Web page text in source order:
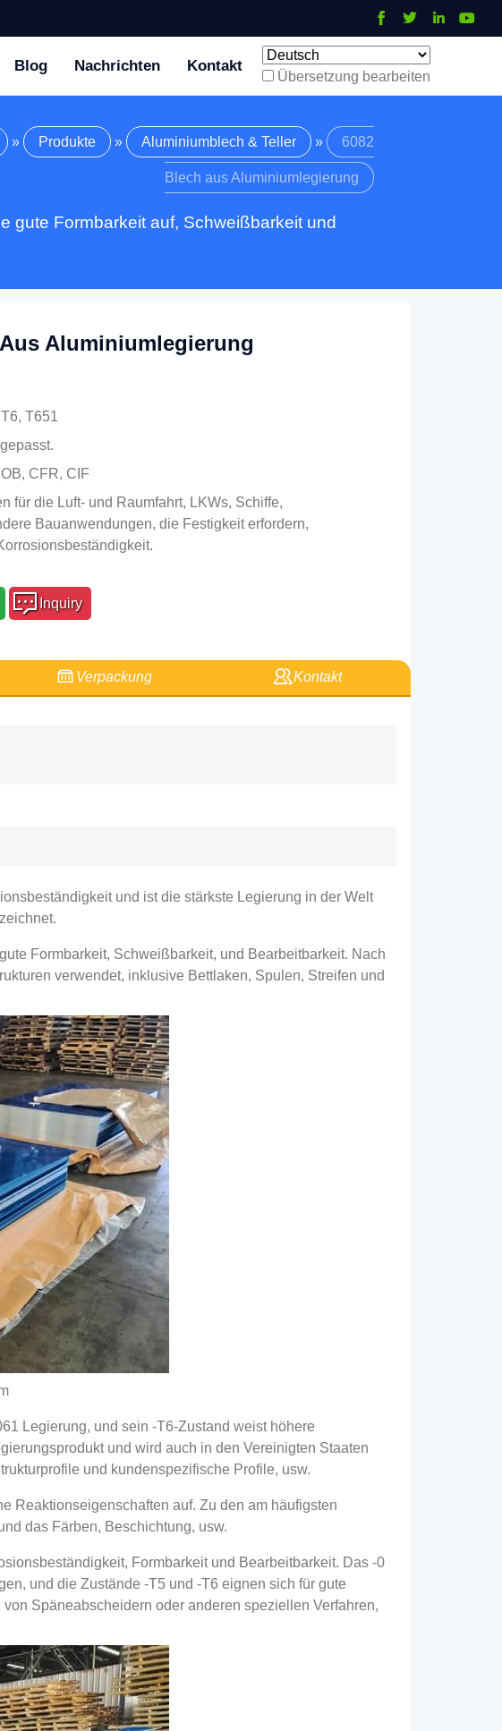
Blog Nachrichten Kontakt
Übersetzung bearbeiten
» Produkte » Aluminiumblech & Teller » 6082
Blech aus Aluminiumlegierung
gute Formbarkeit auf, Schweißbarkeit und
Aluminiumlegierung
T651
CFR, CIF
für die Luft- und Raumfahrt, LKWs, Schiffe,
Bauanwendungen, die Festigkeit erfordern,
Inquiry
Verpackung Kontakt
und ist die stärkste Legierung in der Welt
Formbarkeit, Schweißbarkeit, und Bearbeitbarkeit. Nach
verwendet, inklusive Bettlaken, Spulen, Streifen und
Legierung, und sein -T6-Zustand weist höhere
und wird auch in den Vereinigten Staaten
und kundenspezifische Profile, usw.
Reaktionseigenschaften auf. Zu den am häufigsten
das Färben, Beschichtung, usw.
Formbarkeit und Bearbeitbarkeit. Das -0
und die Zustände -T5 und -T6 eignen sich für gute
Späneabscheidern oder anderen speziellen Verfahren,